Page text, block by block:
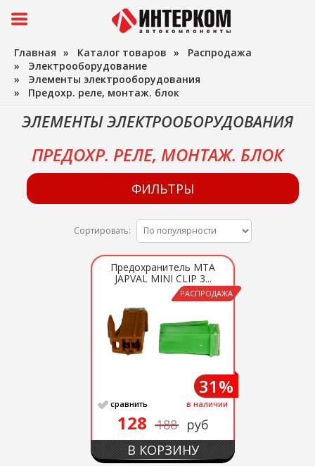
Главная » Каталог товаров » Распродажа
» Электрооборудование
» Элементы электрооборудования
» Предохр. реле, монтаж. блок
ЭЛЕМЕНТЫ ЭЛЕКТРООБОРУДОВАНИЯ
ПРЕДОХР. РЕЛЕ, МОНТАЖ. БЛОК
ФИЛЬТРЫ
Сортировать:
РАСПРОДАЖА
Предохранитель MTA
JAPVAL MINI CLIP 3...
сравнить в наличии
128 188 руб
31%
В КОРЗИНУ